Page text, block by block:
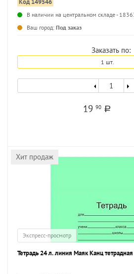
Код 149546
В наличии на центральном складе -
Ваш город: Под заказ
Заказать по:
1 шт.
1990 a
Хит продаж
Экспресс-просмотр
Тетрадь 24 л. линия Маяк Канц